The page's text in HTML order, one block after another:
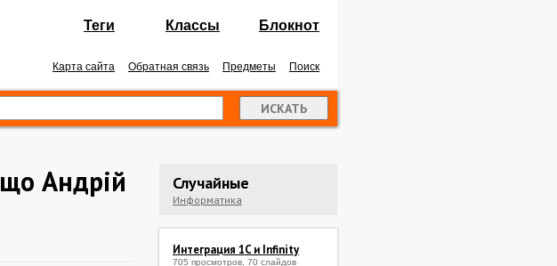
Теги Классы Блокнот
Карта сайта Обратная связь Предметы Поиск
Андрій
Случайные
Информатика
Интеграция 1C и Infinity
705 просмотров, 70 слайдов